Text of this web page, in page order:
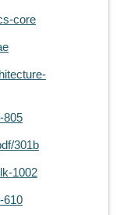
core
805
301b
1002
610